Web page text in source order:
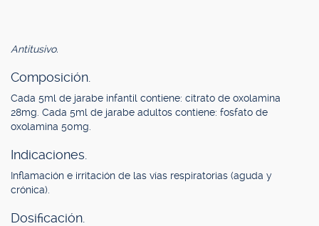
Antitusivo.
Composición.
Cada 5ml de jarabe infantil contiene: citrato de oxolamina
28mg. Cada 5ml de jarabe adultos contiene: fosfato de
oxolamina 50mg.
Indicaciones.
Inflamación e irritación de las vías respiratorias (aguda y
crónica).
Dosificación.